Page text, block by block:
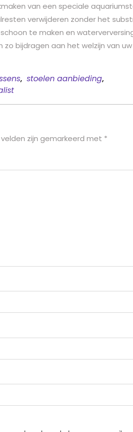
van een speciale
verwijderen zonder het
te maken en
bijdragen aan het welzijn van uw
, stoelen aanbieding,
zijn gemarkeerd met *